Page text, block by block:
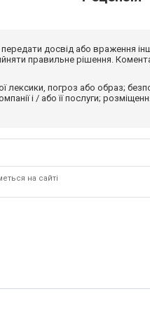
передати досвід або враження
правильне рішення.
лексики, погроз або образ;
і / або її послуги;
на сайті